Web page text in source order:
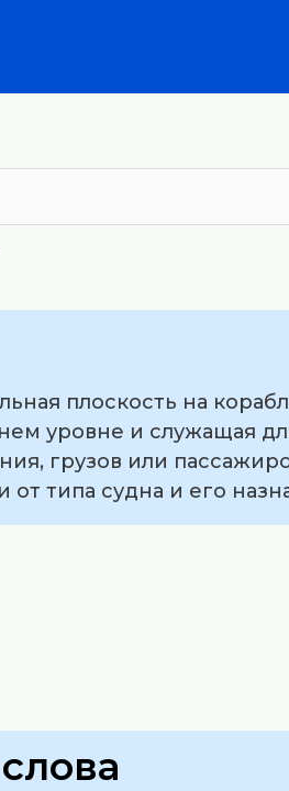
плоскость на
уровне и служащая
грузов или
от типа судна и его